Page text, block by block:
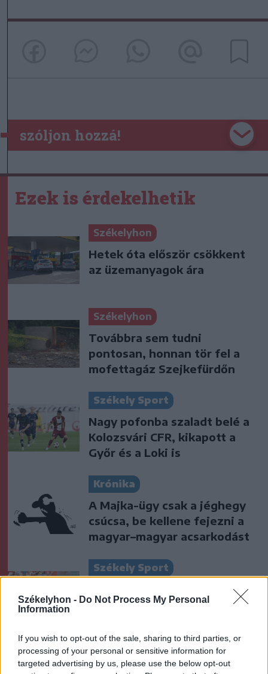
Székelyhon - Do Not Process My Personal
Information
If you wish to opt-out of the sale, sharing to third parties, or
processing of your personal or sensitive information for
targeted advertising by us, please use the below opt-out
szóljon hozzá!
Ezek is érdekelhetik
Székelyhon
Hetek óta először csökkent
az üzemanyagok ára
Székelyhon
Továbbra sem tudni
pontosan, honnan tör fel a
mofettagáz Szejkefürdőn
Székely Sport
Nagy pofonba szaladt belé a
Kolozsvári CFR, kikapott a
Győr és a Loki is
Krónika
A Majka-ügy csak a jéghegy
csúcsa, be kellene fejezni a
magyar–magyar acsarkodást
Székely Sport
hónapra eltiltották a Sepsi
Nőileg